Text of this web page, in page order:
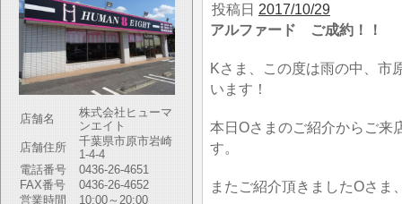
店舗名
株式会社ヒューマ
ンエイト
店舗住所
千葉県市原市岩崎
1-4-4
電話番号
0436-26-4651
FAX番号
0436-26-4652
営業時間
10:00～20:00
投稿日 2017/10/29
アルファード ご成約！！
Kさま、この度は雨の中、市
います！
本日Oさまのご紹介からご来
す。
またご紹介頂きましたOさま